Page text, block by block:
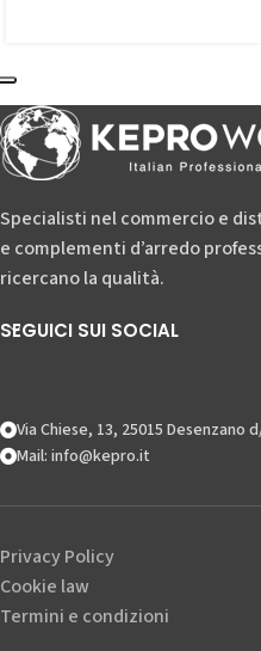
Specialisti nel commercio e
e complementi d’arredo
ricercano la qualità.
SEGUICI SUI SOCIAL
Via Chiese, 13, 25015 Desenzano
Mail: info@kepro.it
Privacy Policy
Cookie law
Termini e condizioni